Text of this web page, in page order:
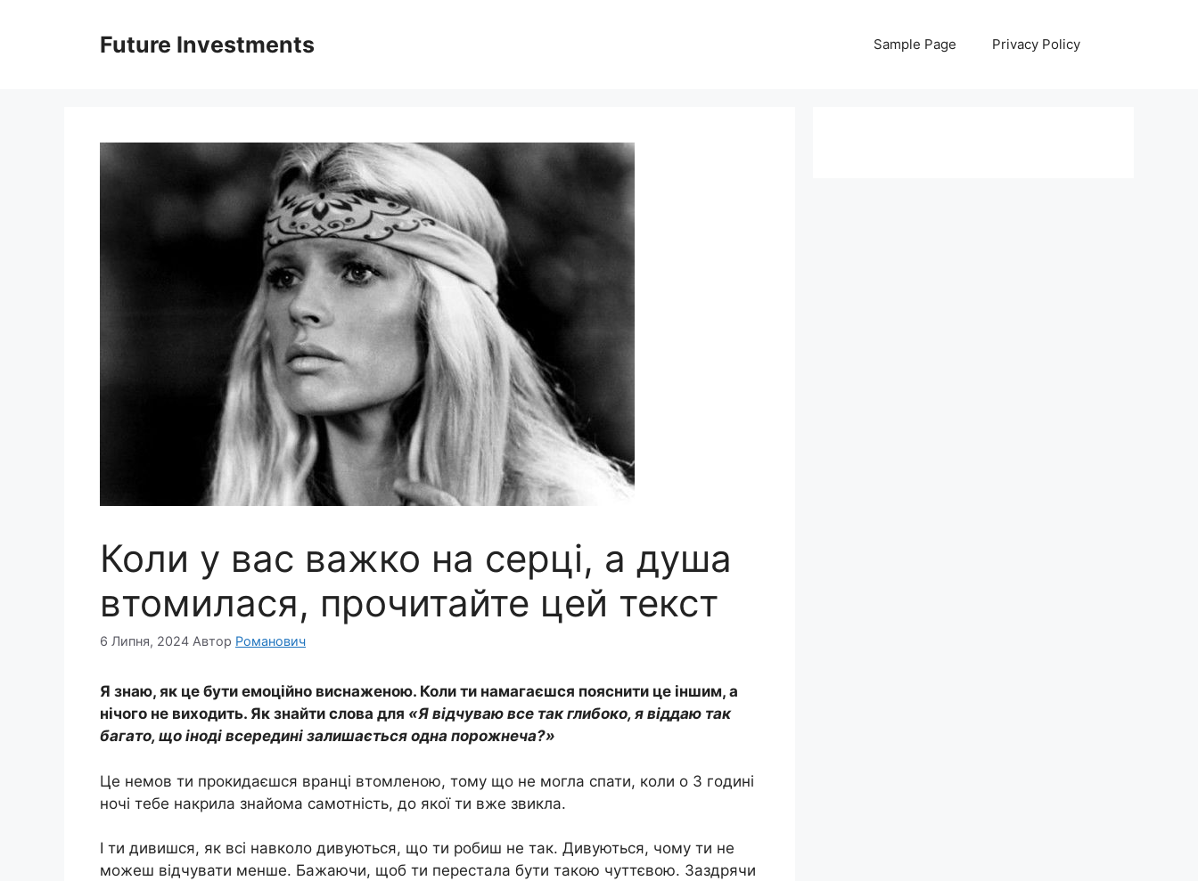
Future Investments Sample Page Privacy Policy
Коли у вас важко на серці, а душа
втомилася, прочитайте цей текст
6 Липня, 2024 Автор Романович
Я знаю, як це бути емоційно виснаженою. Коли ти намагаєшся пояснити це іншим, а
нічого не виходить. Як знайти слова для «Я відчуваю все так глибоко, я віддаю так
багато, що іноді всередині залишається одна порожнеча?»
Це немов ти прокидаєшся вранці втомленою, тому що не могла спати, коли о 3 годині
ночі тебе накрила знайома самотність, до якої ти вже звикла.
І ти дивишся, як всі навколо дивуються, що ти робиш не так. Дивуються, чому ти не
можеш відчувати менше. Бажаючи, щоб ти перестала бути такою чуттєвою. Заздрячи